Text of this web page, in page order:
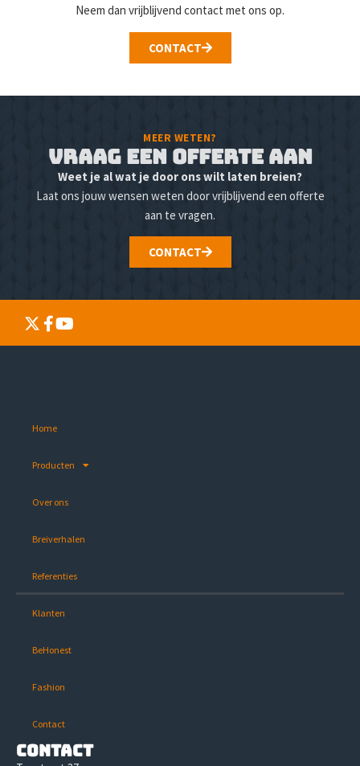
Neem dan vrijblijvend contact met ons op.
CONTACT
MEER WETEN?
Vraag een offerte aan
Weet je al wat je door ons wilt laten breien?
Laat ons jouw wensen weten door vrijblijvend een offerte
aan te vragen.
CONTACT
Home
Producten
Over ons
Breiverhalen
Referenties
Klanten
BeHonest
Fashion
Contact
Contact